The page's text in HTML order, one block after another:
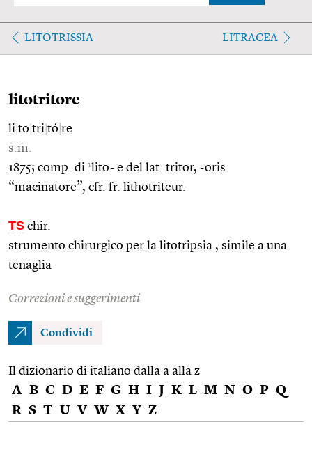
LITOTRISSIA LITRACEA
litotritore
li to tri tó re
s.m.
1875; comp. di 1lito- e del lat. tritor, -oris
“macinatore”, cfr. fr. lithotriteur.
TS chir.
strumento chirurgico per la litotripsia , simile a una
tenaglia
Correzioni e suggerimenti
Condividi
Il dizionario di italiano dalla a alla z
A B C D E F G H I J K L M N O P Q
R S T U V W X Y Z